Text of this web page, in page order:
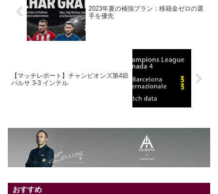
2023年夏の補強プラン：移籍金ゼロの選
手を優先
【マッチレポート】チャンピオンズ第4節
バルサ 3-3 インテル
おすすめ